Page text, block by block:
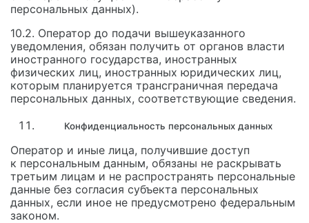
персональных данных).
10.2. Оператор до подачи вышеуказанного
уведомления, обязан получить от органов власти
иностранного государства, иностранных
физических лиц, иностранных юридических лиц,
которым планируется трансграничная передача
персональных данных, соответствующие сведения.
Конфиденциальность персональных данных
Оператор и иные лица, получившие доступ
к персональным данным, обязаны не раскрывать
третьим лицам и не распространять персональные
данные без согласия субъекта персональных
данных, если иное не предусмотрено федеральным
законом.